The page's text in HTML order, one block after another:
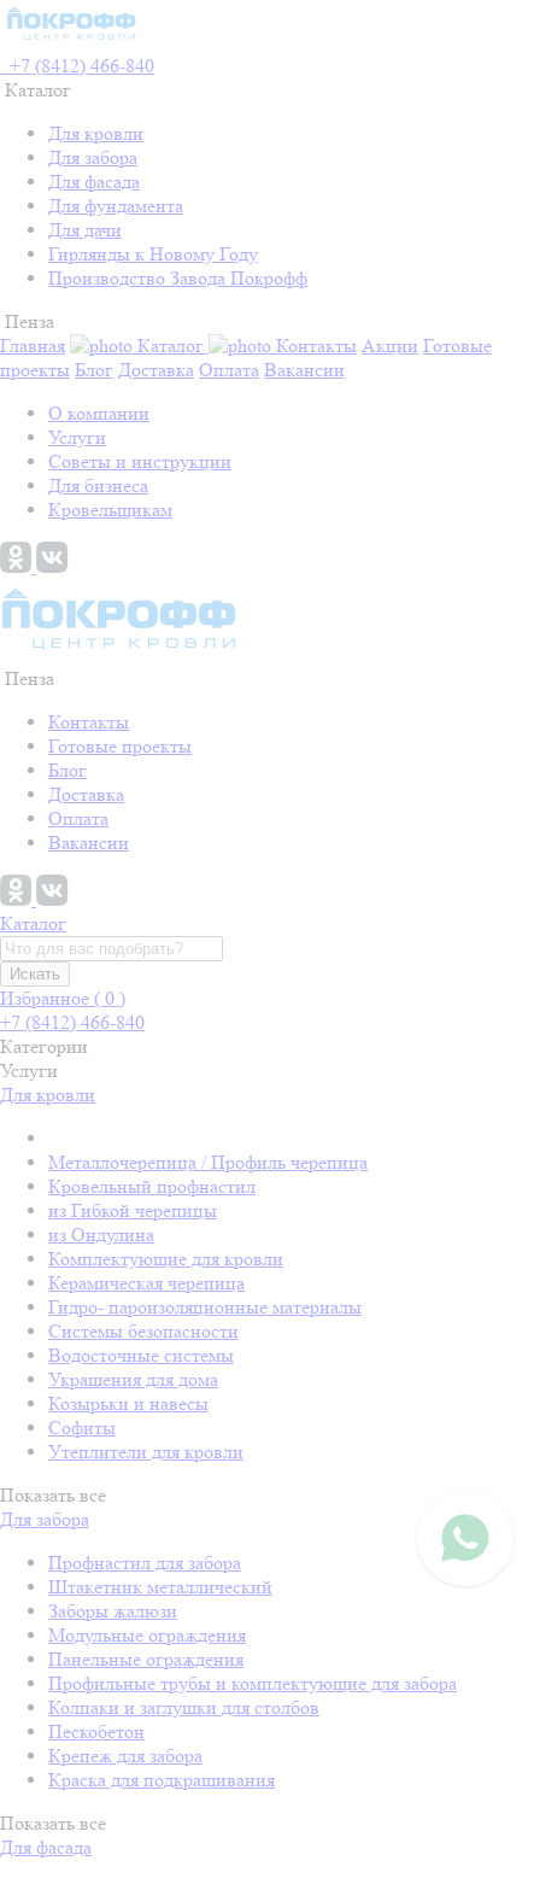
+7 (8412) 466-840
Каталог
Для кровли
Для забора
Для фасада
Для фундамента
Для дачи
Гирлянды к Новому Году
Производство Завода Покрофф
Пенза
Главная
Каталог Контакты Акции Готовые
проекты Блог Доставка Оплата Вакансии
О компании
Услуги
Советы и инструкции
Для бизнеса
Кровельщикам
Пенза
Контакты
Готовые проекты
Блог
Доставка
Оплата
Вакансии
Каталог
Искать
Избранное ( 0 )
+7 (8412) 466-840
Категории
Услуги
Для кровли
Металлочерепица / Профиль черепица
Кровельный профнастил
из Гибкой черепицы
из Ондулина
Комплектующие для кровли
Керамическая черепица
Гидро- пароизоляционные материалы
Системы безопасности
Водосточные системы
Украшения для дома
Козырьки и навесы
Софиты
Утеплители для кровли
Показать все
Для забора
Профнастил для забора
Штакетник металлический
Заборы жалюзи
Модульные ограждения
Панельные ограждения
Профильные трубы и комплектующие для забора
Колпаки и заглушки для столбов
Пескобетон
Крепеж для забора
Краска для подкрашивания
Показать все
Для фасада